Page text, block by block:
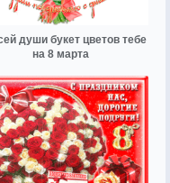
души букет цветов тебе
на 8 марта